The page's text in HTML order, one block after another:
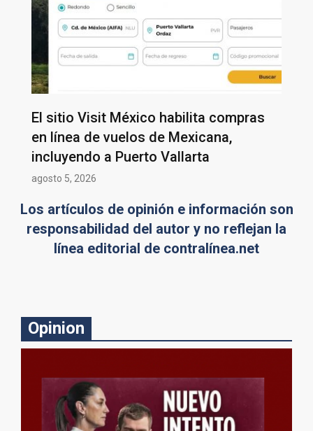
El sitio Visit México habilita compras
en línea de vuelos de Mexicana,
incluyendo a Puerto Vallarta
agosto 5, 2026
Los artículos de opinión e información son
responsabilidad del autor y no reflejan la
línea editorial de contralínea.net
Opinion